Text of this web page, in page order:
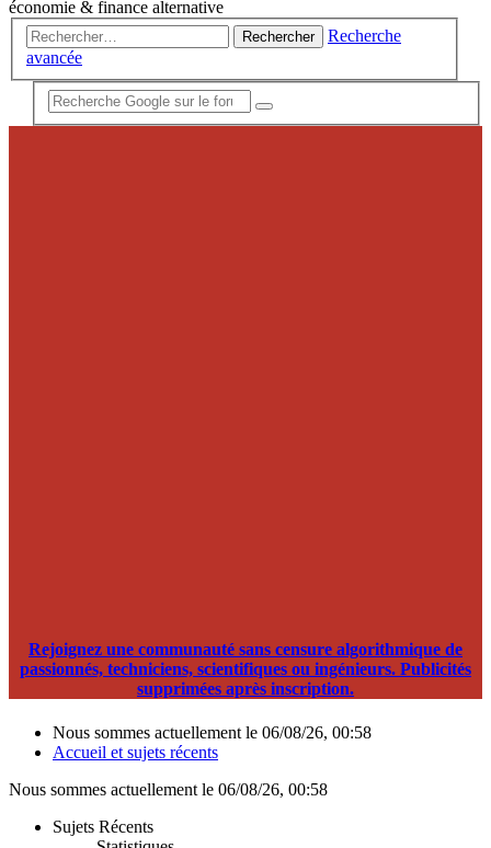
économie & finance alternative
Rechercher
Recherche
avancée
Rejoignez une communauté sans censure algorithmique de
passionnés, techniciens, scientifiques ou ingénieurs. Publicités
supprimées après inscription.
Nous sommes actuellement le 06/08/26, 00:58
Accueil et sujets récents
Nous sommes actuellement le 06/08/26, 00:58
Sujets Récents